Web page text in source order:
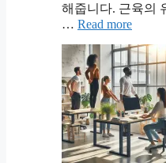
해줍니다. 근육의
… Read more